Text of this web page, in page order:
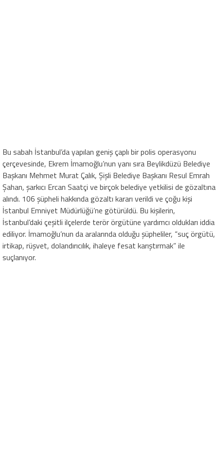
Bu sabah İstanbul’da yapılan geniş çaplı bir polis operasyonu
çerçevesinde, Ekrem İmamoğlu’nun yanı sıra Beylikdüzü Belediye
Başkanı Mehmet Murat Çalık, Şişli Belediye Başkanı Resul Emrah
Şahan, şarkıcı Ercan Saatçi ve birçok belediye yetkilisi de gözaltına
alındı. 106 şüpheli hakkında gözaltı kararı verildi ve çoğu kişi
İstanbul Emniyet Müdürlüğü’ne götürüldü. Bu kişilerin,
İstanbul’daki çeşitli ilçelerde terör örgütüne yardımcı oldukları iddia
ediliyor. İmamoğlu’nun da aralarında olduğu şüpheliler, “suç örgütü,
irtikap, rüşvet, dolandırıcılık, ihaleye fesat karıştırmak” ile
suçlanıyor.